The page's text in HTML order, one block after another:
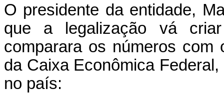
O presidente da entidade,
que a legalização vá
comparara os números com
da Caixa Econômica
no país: